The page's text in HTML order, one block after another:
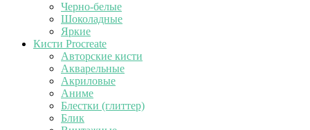
Черно-белые
Шоколадные
Яркие
Кисти Procreate
Авторские кисти
Акварельные
Акриловые
Аниме
Блестки (глиттер)
Блик